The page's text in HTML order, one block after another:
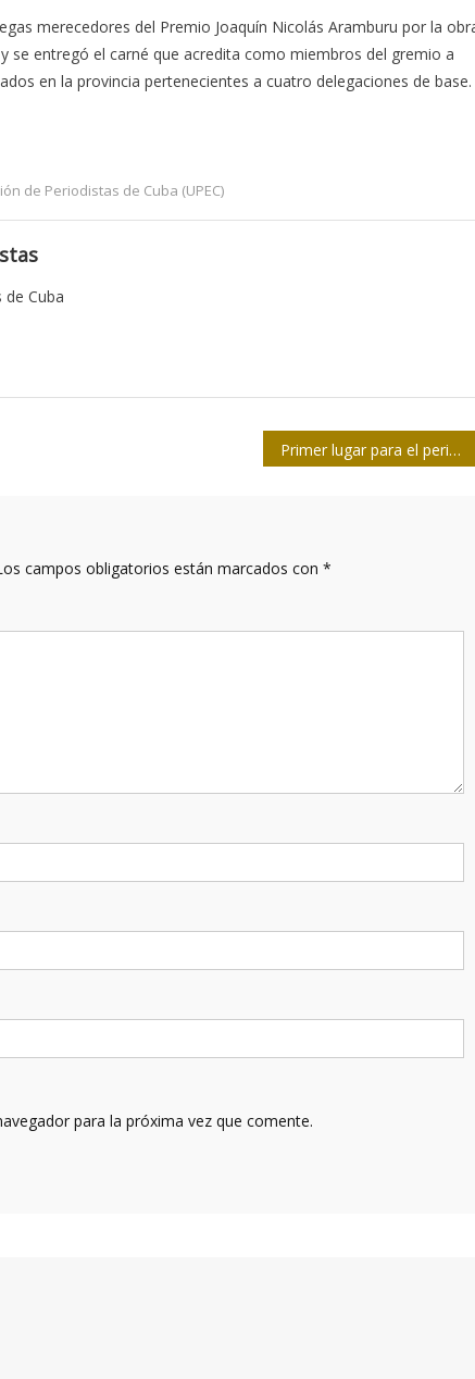
merecedores del Premio Joaquín Nicolás Aramburu por la
se entregó el carné que acredita como miembros del gremio a
en la provincia pertenecientes a cuatro delegaciones de base.
de Periodistas de Cuba (UPEC)
Cuba
Primer lugar para el periódico 5 de Septiembre en Concurso Nacional de Periodismo Económico
campos obligatorios están marcados con *
para la próxima vez que comente.